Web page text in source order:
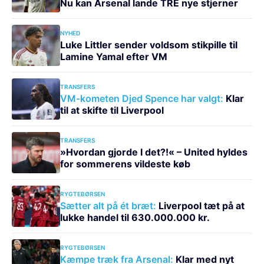
Nu kan Arsenal lande TRE nye stjerner
NYHED
Luke Littler sender voldsom stikpille til
Lamine Yamal efter VM
TRANSFERS
VM-kometen Djed Spence har valgt: Klar
til at skifte til Liverpool
TRANSFERS
»Hvordan gjorde I det?!« – United hyldes
for sommerens vildeste køb
RYGTEBØRSEN
Sætter alt på ét bræt: Liverpool tæt på at
lukke handel til 630.000.000 kr.
RYGTEBØRSEN
Kæmpe træk fra Arsenal: Klar med nyt